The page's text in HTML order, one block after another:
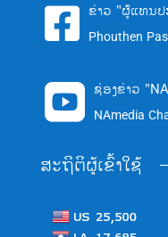
 ຂ່າວ "ຜູ້ແທນປ
Phouthen
 ຊ່ອງຂ່າວ
NAmedia
ສະຖິຕິຜູ້ເຂົ້າໃຊ້